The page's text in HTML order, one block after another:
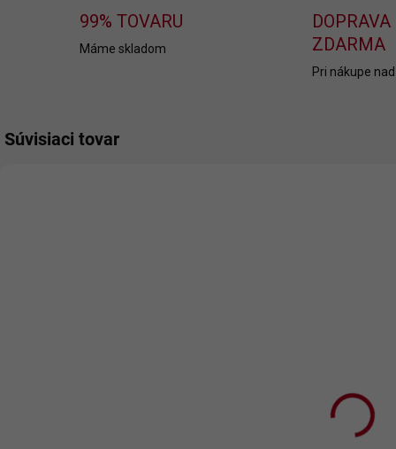
99% TOVARU
Máme skladom
DOPRAVA
ZDARMA
Pri nákupe
Súvisiaci tovar